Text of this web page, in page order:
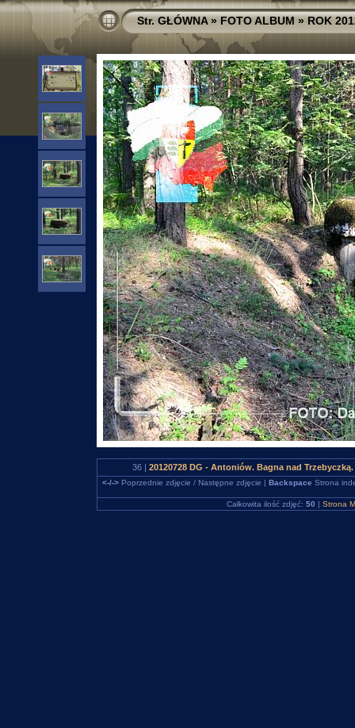
Str. GŁÓWNA»FOTO ALBUM»ROK
36 | 20120728 DG - Antoniów. Bagna nad
<-/->Poprzednie zdjęcie / Następne zdjęcie | Backspace Strona
Całkowita ilość zdjęć: 50 | Strona